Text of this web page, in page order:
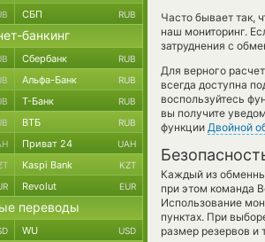
Часто бывает так,
наш мониторинг.
затруднения с
Для верного
всегда доступна
воспользуйтесь
вы получите
функции Двойной
Каждый из
при этом команда
Использование
пунктах. При
размер резервов и
СБП RUB
банкинг
Сбербанк RUB
Альфа-Банк RUB
Т-Банк RUB
ВТБ RUB
Приват 24 UAH
Kaspi Bank KZT
Revolut EUR
переводы
WU USD